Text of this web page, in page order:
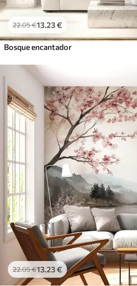
22.05€13 .23€
Bosque encantador
22.05€13 .23€